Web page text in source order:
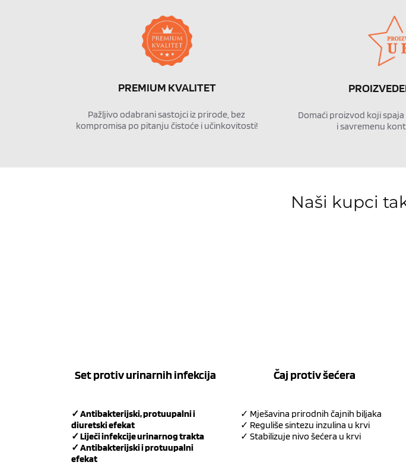
PREMIUM KVALITET
Pažljivo odabrani sastojci iz prirode, bez
kompromisa po pitanju čistoće i učinkovitosti!
Domaći proizvod koji
i savremenu
Naši kupci
Set protiv urinarnih infekcija
✓ Antibakterijski, protuupalni i
diuretski efekat
✓ Liječi infekcije urinarnog trakta
✓ Antibakterijski i protuupalni
efekat
Čaj protiv šećera
✓ Mješavina prirodnih čajnih biljaka
✓ Reguliše sintezu inzulina u krvi
✓ Stabilizuje nivo šećera u krvi